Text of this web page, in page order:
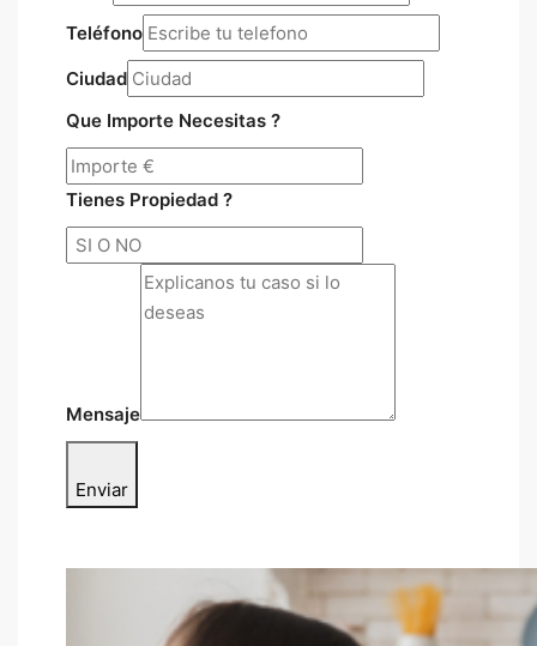
Teléfono
Ciudad
Que Importe Necesitas ?
Tienes Propiedad ?
Mensaje
Enviar